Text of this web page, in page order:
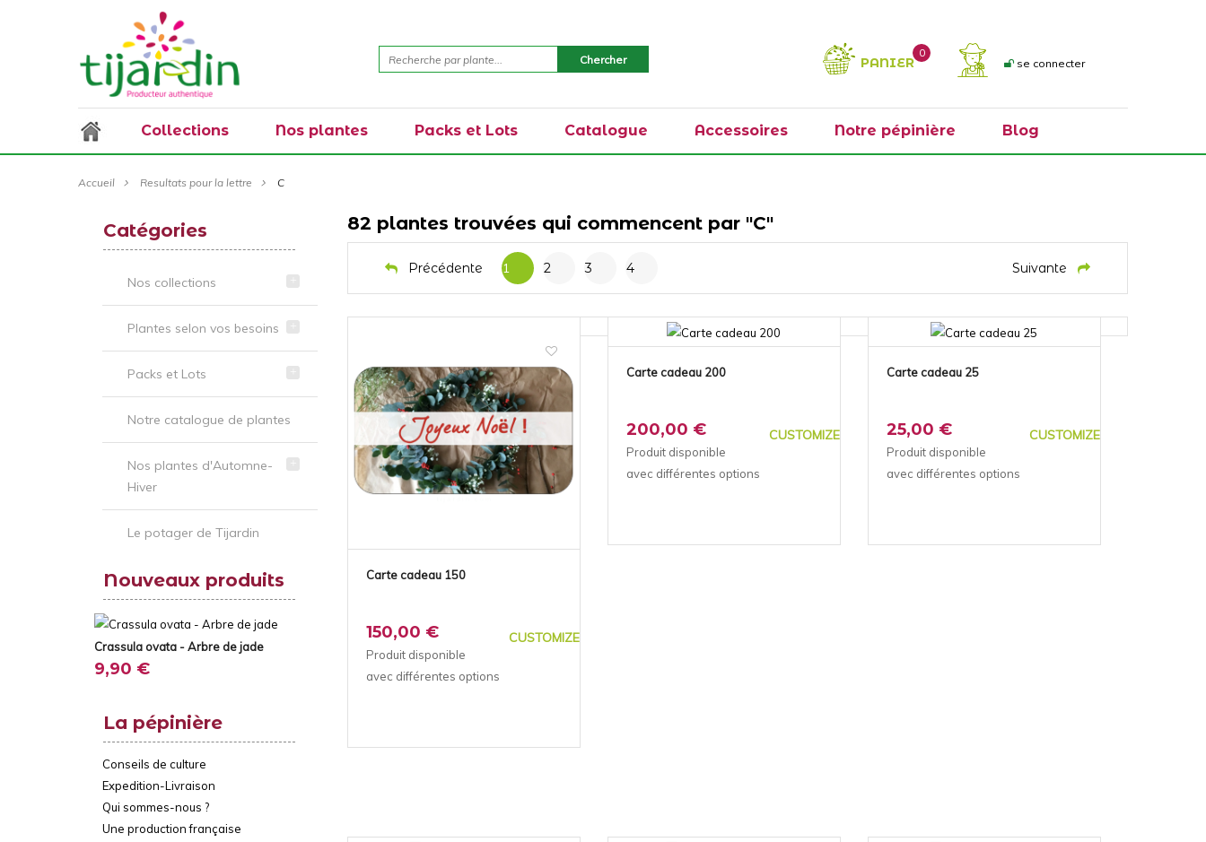
se connecter
PANIER
0
Collections Nos plantes Packs et Lots Catalogue Accessoires Notre pépinière Blog
Accueil Resultats pour la lettre C
Catégories
Nos collections
Plantes selon vos besoins
Packs et Lots
Notre catalogue de plantes
Nos plantes d'Automne-
Hiver
Le potager de Tijardin
Nouveaux produits
Crassula ovata - Arbre de jade
9,90 €
La pépinière
Conseils de culture
Expedition-Livraison
Qui sommes-nous ?
Une production française
82 plantes trouvées qui commencent par "C"
Précédente 1 2 3 4 Suivante
Carte cadeau 150
150,00 € CUSTOMIZE
Produit disponible
avec différentes options
Carte cadeau 200
200,00 € CUSTOMIZE
Produit disponible
avec différentes options
Carte cadeau 25
25,00 € CUSTOMIZE
Produit disponible
avec différentes options